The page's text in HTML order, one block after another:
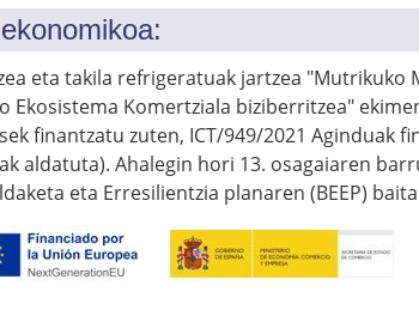
eta takila refrigeratuak jartzea "Mutrikuko
Ekosistema Komertziala biziberritzea"
finantzatu zuten, ICT/949/2021 Aginduak
aldatuta). Ahalegin hori 13. osagaiaren
eta Erresilientzia planaren (BEEP)